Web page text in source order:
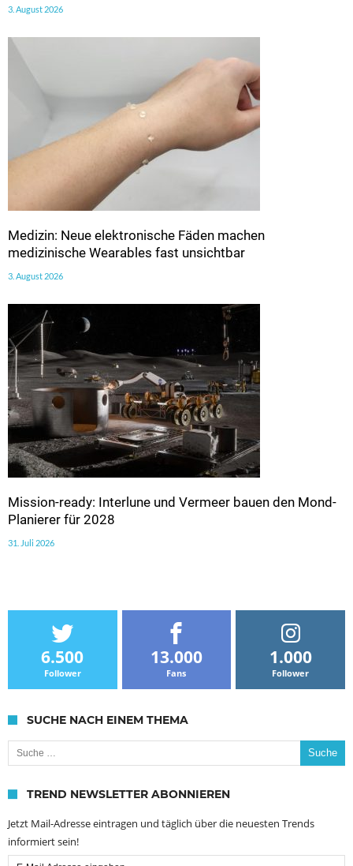
3. August 2026
Medizin: Neue elektronische Fäden machen
medizinische Wearables fast unsichtbar
3. August 2026
Mission-ready: Interlune und Vermeer bauen den Mond-
Planierer für 2028
31. Juli 2026
6.500
Follower
13.000
Fans
1.000
Follower
SUCHE NACH EINEM THEMA
Suche nach:
TREND NEWSLETTER ABONNIEREN
Jetzt Mail-Adresse eintragen und täglich über die neuesten Trends
informiert sein!
Email